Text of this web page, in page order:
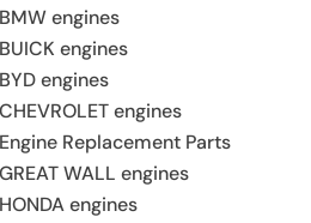
BMW engines
BUICK engines
BYD engines
CHEVROLET engines
Engine Replacement Parts
GREAT WALL engines
HONDA engines